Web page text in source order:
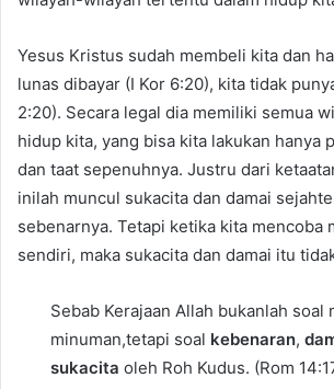
Yesus Kristus sudah membeli kita dan
lunas dibayar (I Kor 6:20), kita tidak
2:20). Secara legal dia memiliki semua
hidup kita, yang bisa kita lakukan hanya
dan taat sepenuhnya. Justru dari
inilah muncul sukacita dan damai
sebenarnya. Tetapi ketika kita mencoba
sendiri, maka sukacita dan damai itu
Sebab Kerajaan Allah bukanlah soal
minuman,tetapi soal kebenaran,
sukacita oleh Roh Kudus. (Rom